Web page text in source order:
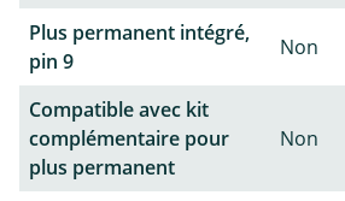
Plus permanent intégré,
pin 9
Non
Compatible avec kit
complémentaire pour
plus permanent
Non